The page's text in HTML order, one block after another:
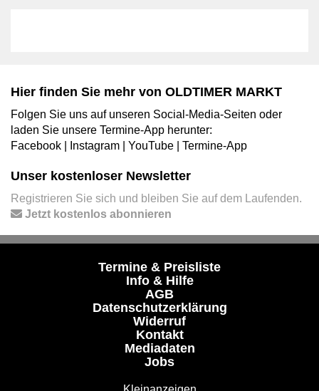
Hier finden Sie mehr von OLDTIMER MARKT
Folgen Sie uns auf unseren Social-Media-Seiten oder
laden Sie unsere Termine-App herunter:
Facebook
Instagram YouTube Termine-App
Unser kostenloser Newsletter
Registrieren Sie sich und bleiben Sie auf dem Laufenden.
Jetzt kostenlos abonnieren
Termine & Preisliste
Info & Hilfe
AGB
Datenschutzerklärung
Widerruf
Kontakt
Mediadaten
Jobs